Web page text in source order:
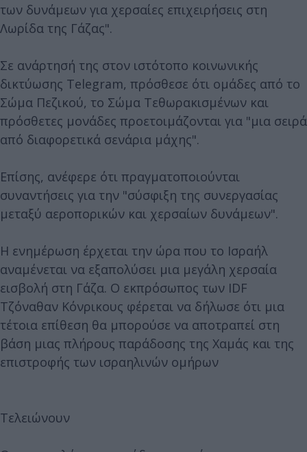
των δυνάμεων για χερσαίες επιχειρήσεις στη
Λωρίδα της Γάζας".
Σε ανάρτησή της στον ιστότοπο κοινωνικής
δικτύωσης Telegram, πρόσθεσε ότι ομάδες από το
Σώμα Πεζικού, το Σώμα Τεθωρακισμένων και
πρόσθετες μονάδες προετοιμάζονται για "μια σειρά
από διαφορετικά σενάρια μάχης".
Επίσης, ανέφερε ότι πραγματοποιούνται
συναντήσεις για την "σύσφιξη της συνεργασίας
μεταξύ αεροπορικών και χερσαίων δυνάμεων".
Η ενημέρωση έρχεται την ώρα που το Ισραήλ
αναμένεται να εξαπολύσει μια μεγάλη χερσαία
εισβολή στη Γάζα. Ο εκπρόσωπος των IDF
Τζόναθαν Κόνρικους φέρεται να δήλωσε ότι μια
τέτοια επίθεση θα μπορούσε να αποτραπεί στη
βάση μιας πλήρους παράδοσης της Χαμάς και της
επιστροφής των ισραηλινών ομήρων
Τελειώνουν